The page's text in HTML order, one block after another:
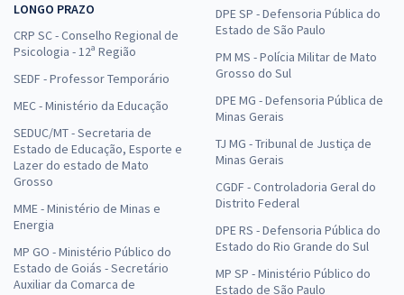
LONGO PRAZO
CRP SC - Conselho Regional de
Psicologia - 12ª Região
SEDF - Professor Temporário
MEC - Ministério da Educação
SEDUC/MT - Secretaria de
Estado de Educação, Esporte e
Lazer do estado de Mato
Grosso
MME - Ministério de Minas e
Energia
MP GO - Ministério Público do
Estado de Goiás - Secretário
Auxiliar da Comarca de
DPE SP - Defensoria Pública do
Estado de São Paulo
PM MS - Polícia Militar de Mato
Grosso do Sul
DPE MG - Defensoria Pública de
Minas Gerais
TJ MG - Tribunal de Justiça de
Minas Gerais
CGDF - Controladoria Geral do
Distrito Federal
DPE RS - Defensoria Pública do
Estado do Rio Grande do Sul
MP SP - Ministério Público do
Estado de São Paulo